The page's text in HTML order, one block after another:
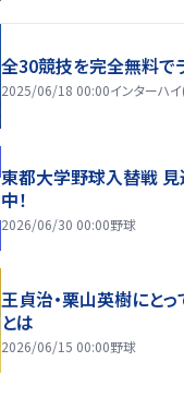
全30競技を完全無料で
2025/06/18 00:00インターハ
東都大学野球入替戦
中！
2026/06/30 00:00野球
王貞治・栗山英樹にと
とは
2026/06/15 00:00野球